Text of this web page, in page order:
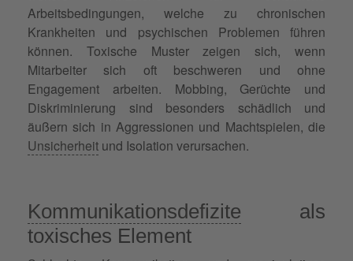
Arbeitsbedingungen, welche zu chronischen
Krankheiten und psychischen Problemen führen
können. Toxische Muster zeigen sich, wenn
Mitarbeiter sich oft beschweren und ohne
Engagement arbeiten. Mobbing, Gerüchte und
Diskriminierung sind besonders schädlich und
äußern sich in Aggressionen und Machtspielen, die
Unsicherheit und Isolation verursachen.
Kommunikationsdefizite als
toxisches Element